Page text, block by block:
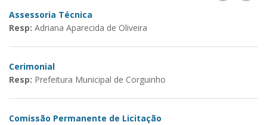
Assessoria Técnica
Resp: Adriana Aparecida de Oliveira
Cerimonial
Resp: Prefeitura Municipal de Corguinho
Comissão Permanente de Licitação